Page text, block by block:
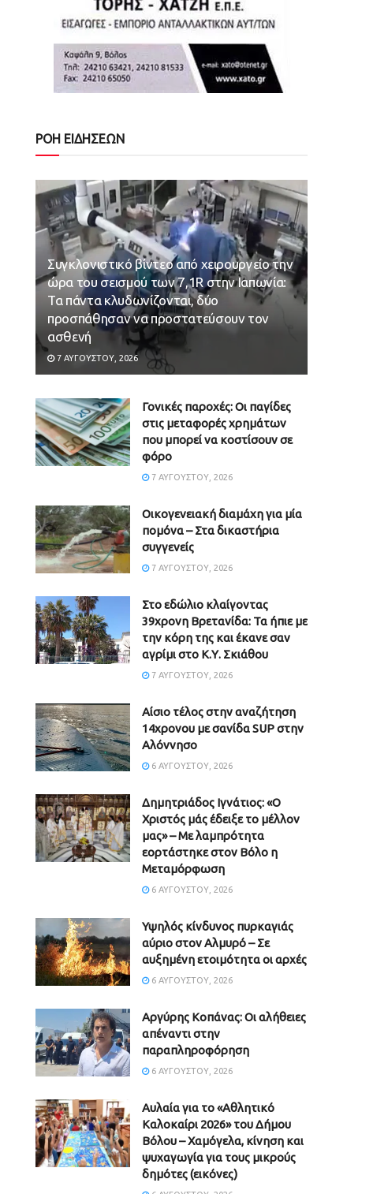
ΡΟΗ ΕΙΔΗΣΕΩΝ
Συγκλονιστικό βίντεο από χειρουργείο την
ώρα του σεισμού των 7,1R στην Ιαπωνία:
Τα πάντα κλυδωνίζονται, δύο
προσπάθησαν να προστατεύσουν τον
ασθενή
7 ΑΥΓΟΎΣΤΟΥ, 2026
Γονικές παροχές: Οι παγίδες
στις μεταφορές χρημάτων
που μπορεί να κοστίσουν σε
φόρο
7 ΑΥΓΟΎΣΤΟΥ, 2026
Οικογενειακή διαμάχη για μία
πομόνα – Στα δικαστήρια
συγγενείς
7 ΑΥΓΟΎΣΤΟΥ, 2026
Στο εδώλιο κλαίγοντας
39χρονη Βρετανίδα: Τα ήπιε με
την κόρη της και έκανε σαν
αγρίμι στο Κ.Υ. Σκιάθου
7 ΑΥΓΟΎΣΤΟΥ, 2026
Αίσιο τέλος στην αναζήτηση
14χρονου με σανίδα SUP στην
Αλόννησο
6 ΑΥΓΟΎΣΤΟΥ, 2026
Δημητριάδος Ιγνάτιος: «Ο
Χριστός μάς έδειξε το μέλλον
μας» – Με λαμπρότητα
εορτάστηκε στον Βόλο η
Μεταμόρφωση
6 ΑΥΓΟΎΣΤΟΥ, 2026
Υψηλός κίνδυνος πυρκαγιάς
αύριο στον Αλμυρό – Σε
αυξημένη ετοιμότητα οι αρχές
6 ΑΥΓΟΎΣΤΟΥ, 2026
Aργύρης Κοπάνας: Οι αλήθειες
απέναντι στην
παραπληροφόρηση
6 ΑΥΓΟΎΣΤΟΥ, 2026
Αυλαία για το «Αθλητικό
Καλοκαίρι 2026» του Δήμου
Βόλου – Χαμόγελα, κίνηση και
ψυχαγωγία για τους μικρούς
δημότες (εικόνες)